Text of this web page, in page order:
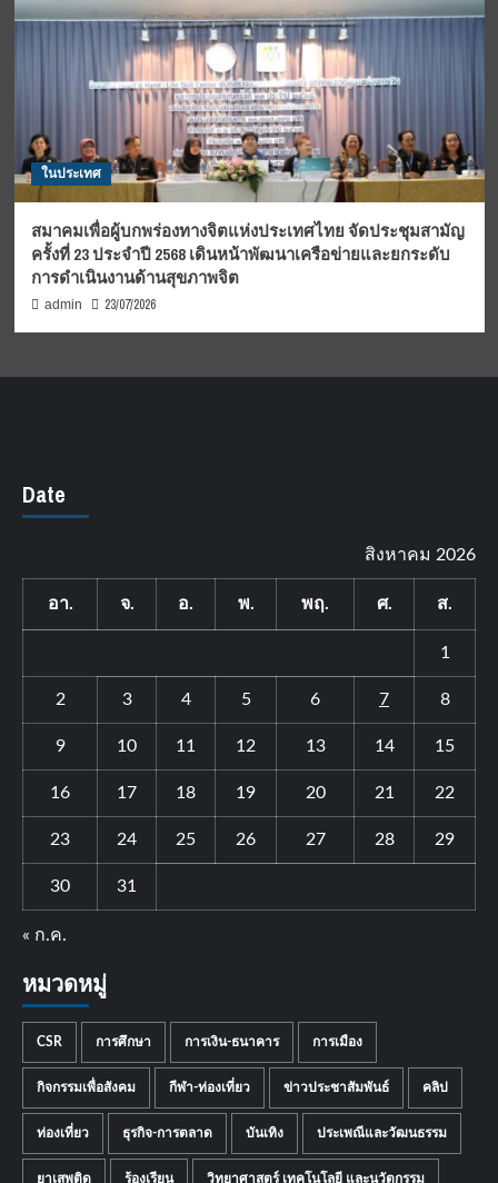
ในประเทศ
สมาคมเพื่อผู้บกพร่องทางจิตแห่งประเทศไทย จัดประชุมสามัญ
ครั้งที่ 23 ประจำปี 2568 เดินหน้าพัฒนาเครือข่ายและยกระดับ
การดำเนินงานด้านสุขภาพจิต
admin 23/07/2026
Date
สิงหาคม 2026
อา. จ. อ. พ. พฤ. ศ. ส.
1
2 3 4 5 6 7 8
9 10 11 12 13 14 15
16 17 18 19 20 21 22
23 24 25 26 27 28 29
30 31
« ก.ค.
หมวดหมู่
CSR การศึกษา การเงิน-ธนาคาร การเมือง
กิจกรรมเพื่อสังคม กีฬา-ท่องเที่ยว ข่าวประชาสัมพันธ์ คลิป
ท่องเที่ยว ธุรกิจ-การตลาด บันเทิง ประเพณีและวัฒนธรรม
ยาเสพติด ร้องเรียน วิทยาศาสตร์ เทคโนโลยี และนวัตกรรม